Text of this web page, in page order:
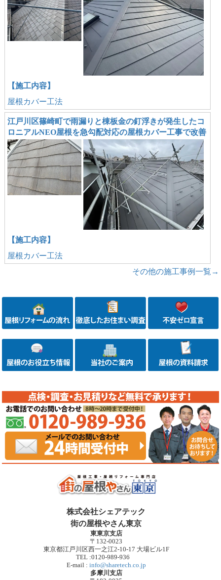
【施工内容】
屋根カバー工法
江戸川区篠崎町で雨漏りと棟板金の釘浮きが発生したコ
ロニアルNEO屋根を急勾配対応の屋根カバー工事で改善
【施工内容】
屋根カバー工法
その他の施工事例一覧→
株式会社シェアテック
街の屋根やさん東京
東東京支店
〒132-0023
東京都江戸川区西一之江2-10-17 大場ビル1F
TEL :0120-989-936
E-mail : info@sharetech.co.jp
多摩川支店